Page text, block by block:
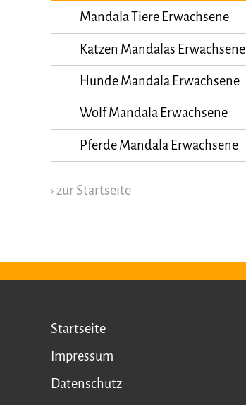
Mandala Tiere Erwachsene
Katzen Mandalas Erwachsene
Hunde Mandala Erwachsene
Wolf Mandala Erwachsene
Pferde Mandala Erwachsene
› zur Startseite
Startseite
Impressum
Datenschutz